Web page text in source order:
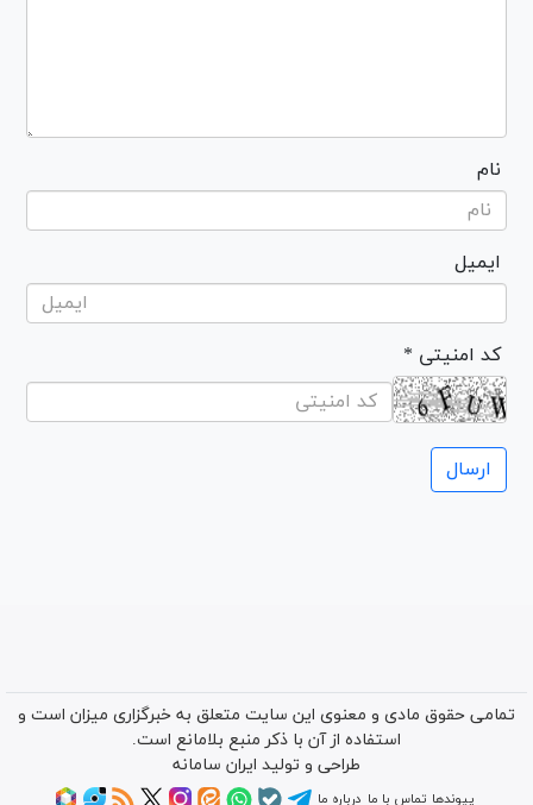
نام
ایمیل
* کد امنیتی
تمامی حقوق مادی و معنوی این سایت متعلق به خبرگزاری میزان است و
استفاده از آن با ذکر منبع بلامانع است.
طراحی و تولید ایران سامانه
پیوندها تماس با ما درباره ما